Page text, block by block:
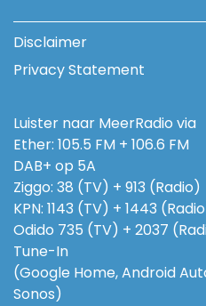
Disclaimer
Privacy Statement
Luister naar MeerRadio via
Ether: 105.5 FM + 106.6 FM
DAB+ op 5A
Ziggo: 38 (TV) + 913 (Radio)
KPN: 1143 (TV) + 1443
Odido 735 (TV) + 2037
Tune-In
(Google Home, Android
Sonos)